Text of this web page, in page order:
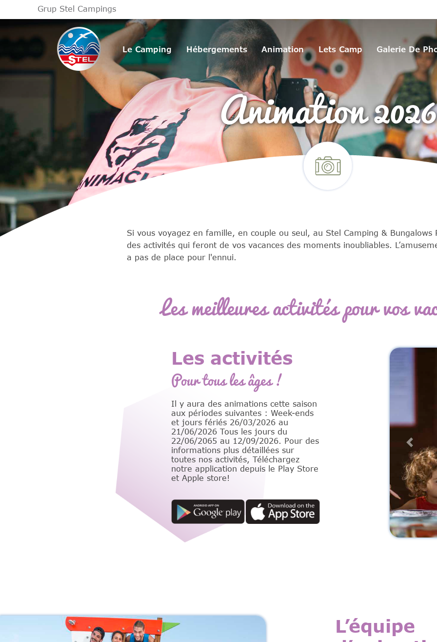
Grup Stel Campings
Le Camping Hébergements Animation Lets Camp Galerie De
Animation 2026
Si vous voyagez en famille, en couple ou seul, au Stel Camping & Bungalows
des activités qui feront de vos vacances des moments inoubliables.
a pas de place pour l'ennui.
Les meilleures activités pour vos
Les activités
Pour tous les âges !
Il y aura des animations cette saison
aux périodes suivantes : Week-ends
et jours fériés 26/03/2026 au
21/06/2026 Tous les jours du
22/06/2065 au 12/09/2026. Pour des
informations plus détaillées sur
toutes nos activités, Téléchargez
notre application depuis le Play Store
et Apple store!
L’équipe